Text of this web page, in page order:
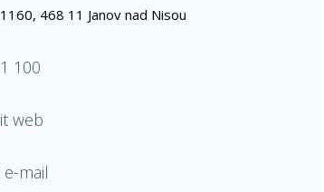
468 11 Janov nad Nisou
100
web
mail